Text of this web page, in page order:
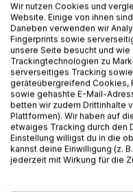
BESCHREIBUNG
Die Autobiographie
Juden in Böhmen, der
sein Leben weitgehend
nach dem Ende des
ändert sich schnell mit
der Judenverfolgung in
1945 zu seiner
seiner Befreiung wird er
Tschechoslowakei
Wir nutzen Cookies und
Website. Einige von ihnen
Daneben verwenden wir
Fingerprints sowie
unsere Seite besucht und
Trackingtechnologien zu
serverseitiges Tracking
geräteübergreifend Cookies,
sowie gehashte E-Mail-
betten wir zudem Drittinhalte
Plattformen). Wir haben auf
etwaiges Tracking durch den
Einstellung willigst du in die
kannst deine Einwilligung (z.
jederzeit mit Wirkung für die